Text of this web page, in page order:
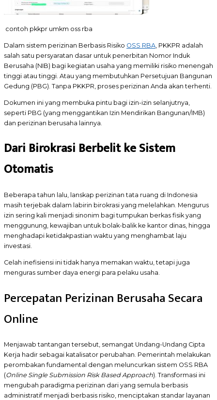
contoh pkkpr umkm oss rba
Dalam sistem perizinan Berbasis Risiko OSS RBA , PKKPR adalah
salah satu persyaratan dasar untuk penerbitan Nomor Induk
Berusaha (NIB) bagi kegiatan usaha yang memiliki risiko menengah
tinggi atau tinggi. Atau yang membutuhkan Persetujuan Bangunan
Gedung (PBG). Tanpa PKKPR, proses perizinan Anda akan terhenti.
Dokumen ini yang membuka pintu bagi izin-izin selanjutnya,
seperti PBG (yang menggantikan Izin Mendirikan Bangunan/IMB)
dan perizinan berusaha lainnya.
Dari Birokrasi Berbelit ke Sistem
Otomatis
Beberapa tahun lalu, lanskap perizinan tata ruang di Indonesia
masih terjebak dalam labirin birokrasi yang melelahkan. Mengurus
izin sering kali menjadi sinonim bagi tumpukan berkas fisik yang
menggunung, kewajiban untuk bolak-balik ke kantor dinas, hingga
menghadapi ketidakpastian waktu yang menghambat laju
investasi.
Celah inefisiensi ini tidak hanya memakan waktu, tetapi juga
menguras sumber daya energi para pelaku usaha.
Percepatan Perizinan Berusaha Secara
Online
Menjawab tantangan tersebut, semangat Undang-Undang Cipta
Kerja hadir sebagai katalisator perubahan. Pemerintah melakukan
perombakan fundamental dengan meluncurkan sistem OSS RBA
(Online Single Submission Risk Based Approach). Transformasi ini
mengubah paradigma perizinan dari yang semula berbasis
administratif menjadi berbasis risiko, menciptakan standar layanan